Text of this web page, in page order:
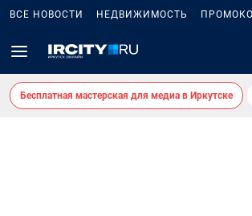
ВСЕ НОВОСТИ НЕДВИЖИМОСТЬ
Бесплатная мастерская для медиа в Иркутске